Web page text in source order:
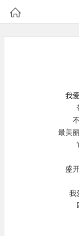

我
最美
盛
我